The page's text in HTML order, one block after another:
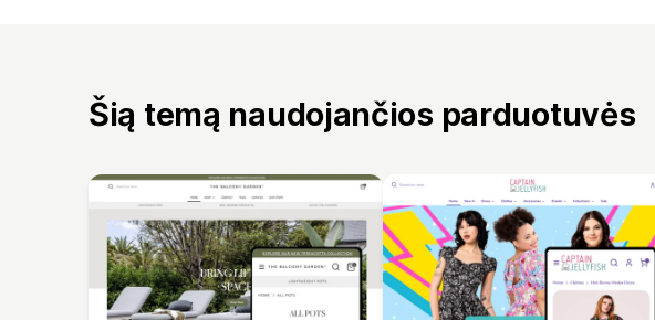
Šią temą naudojančios parduotuvės